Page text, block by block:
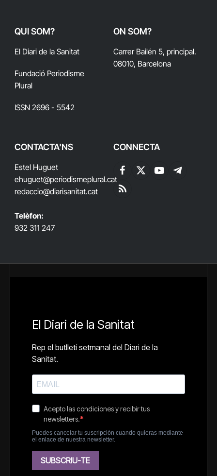
QUI SOM?
El Diari de la Sanitat
Fundació Periodisme
Plural
ISSN 2696 - 5542
ON SOM?
Carrer Bailén 5, principal.
08010, Barcelona
CONTACTA'NS
Estel Huguet
ehuguet@periodismeplural.cat
redaccio@diarisanitat.cat
Telèfon:
932 311 247
CONNECTA
Facebook
X
YouTubeTelegram
RSS